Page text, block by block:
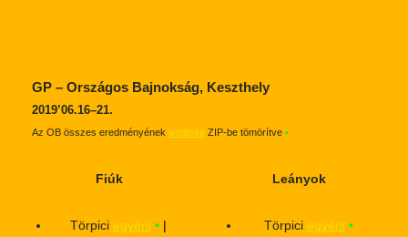
GP – Országos Bajnokság, Keszthely
2019’06.16–21.
Az OB összes eredményének letöltése ZIP-be tömörítve •
Fiúk
Törpici egyéni •
Leányok
Törpici egyéni •